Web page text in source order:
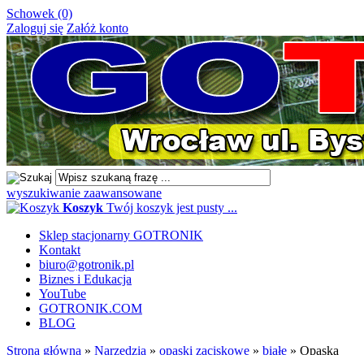
Schowek (0)
Zaloguj się Załóż konto
wyszukiwanie zaawansowane
Koszyk Twój koszyk jest pusty ...
Sklep stacjonarny GOTRONIK
Kontakt
biuro@gotronik.pl
Biznes i Edukacja
YouTube
GOTRONIK.COM
BLOG
Strona główna » Narzędzia » opaski zaciskowe » białe » Opaska